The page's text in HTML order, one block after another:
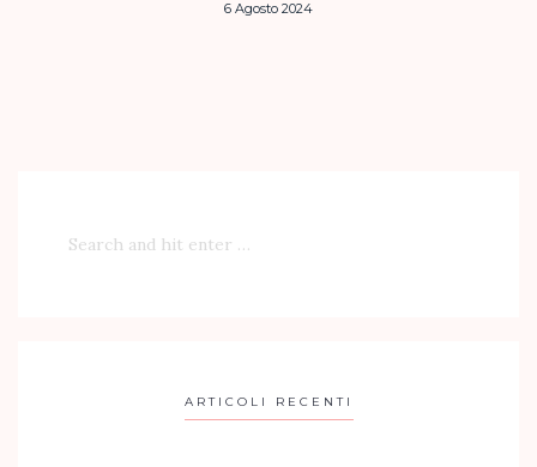
6 Agosto 2024
ARTICOLI RECENTI